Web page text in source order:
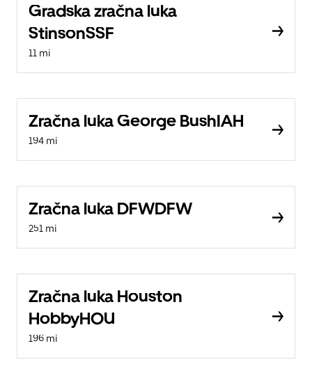
Gradska zračna luka
StinsonSSF
11 mi
Zračna luka George BushIAH
194 mi
Zračna luka DFWDFW
251 mi
Zračna luka Houston
HobbyHOU
196 mi